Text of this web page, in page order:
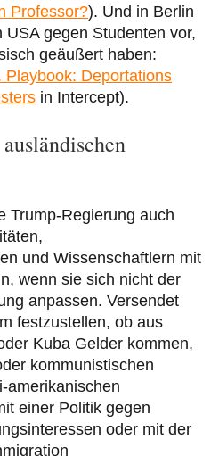
Professor?). Und in Berlin
gegen Studenten vor,
geäußert haben:
Playbook: Deportations
in Intercept).
Trump-Regierung auch
und Wissenschaftlern mit
wenn sie sich nicht der
anpassen. Versendet
festzustellen, ob aus
Kuba Gelder kommen,
kommunistischen
amerikanischen
einer Politik gegen
oder mit der